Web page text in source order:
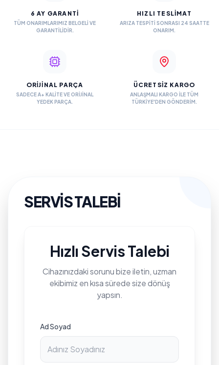
6 AY GARANTİ
TÜM ONARIMLARIMIZ BELGELI VE
GARANTILIDIR.
HIZLI TESLİMAT
ARIZA TESPITI SONRASI 24 SAATTE
ONARIM.
ORİJİNAL PARÇA
SADECE A+ KALITE VE ORIJINAL
YEDEK PARÇA.
ÜCRETSİZ KARGO
ANLAŞMALI KARGO ILE TÜM
TÜRKIYE'DEN GÖNDERIM.
SERVIS TALEBI
Hızlı Servis Talebi
Cihazınızdaki sorunu bize iletin, uzman
ekibimiz en kısa sürede size dönüş
yapsın.
Ad Soyad